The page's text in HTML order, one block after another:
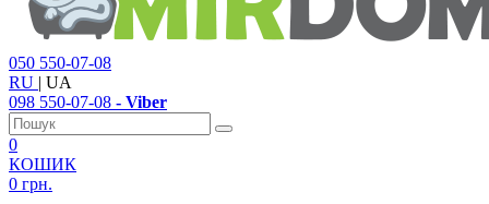
050 550-07-08
RU | UA
098 550-07-08 - Viber
0
КОШИК
0 грн.